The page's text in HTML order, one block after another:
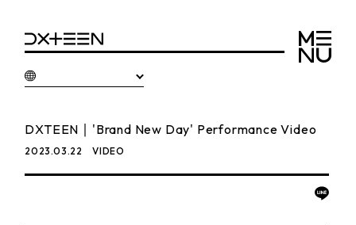
DXTEEN｜'Brand New Day' Performance Video
2023.03.22 VIDEO